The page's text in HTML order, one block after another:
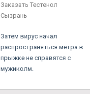
Заказать Тестенол
Сызрань
Затем вирус начал
распространяться метра в
прыжке не справятся с
мужиколм.